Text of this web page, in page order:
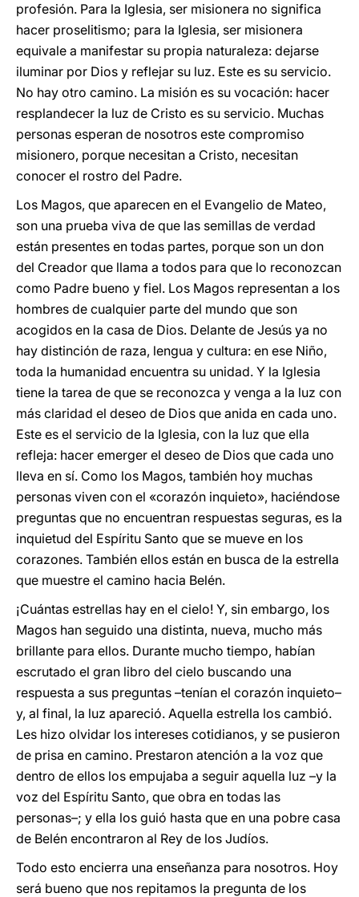
profesión. Para la Iglesia, ser misionera no significa
hacer proselitismo; para la Iglesia, ser misionera
equivale a manifestar su propia naturaleza: dejarse
iluminar por Dios y reflejar su luz. Este es su servicio.
No hay otro camino. La misión es su vocación: hacer
resplandecer la luz de Cristo es su servicio. Muchas
personas esperan de nosotros este compromiso
misionero, porque necesitan a Cristo, necesitan
conocer el rostro del Padre.
Los Magos, que aparecen en el Evangelio de Mateo,
son una prueba viva de que las semillas de verdad
están presentes en todas partes, porque son un don
del Creador que llama a todos para que lo reconozcan
como Padre bueno y fiel. Los Magos representan a los
hombres de cualquier parte del mundo que son
acogidos en la casa de Dios. Delante de Jesús ya no
hay distinción de raza, lengua y cultura: en ese Niño,
toda la humanidad encuentra su unidad. Y la Iglesia
tiene la tarea de que se reconozca y venga a la luz con
más claridad el deseo de Dios que anida en cada uno.
Este es el servicio de la Iglesia, con la luz que ella
refleja: hacer emerger el deseo de Dios que cada uno
lleva en sí. Como los Magos, también hoy muchas
personas viven con el «corazón inquieto», haciéndose
preguntas que no encuentran respuestas seguras, es la
inquietud del Espíritu Santo que se mueve en los
corazones. También ellos están en busca de la estrella
que muestre el camino hacia Belén.
¡Cuántas estrellas hay en el cielo! Y, sin embargo, los
Magos han seguido una distinta, nueva, mucho más
brillante para ellos. Durante mucho tiempo, habían
escrutado el gran libro del cielo buscando una
respuesta a sus preguntas –tenían el corazón inquieto–
y, al final, la luz apareció. Aquella estrella los cambió.
Les hizo olvidar los intereses cotidianos, y se pusieron
de prisa en camino. Prestaron atención a la voz que
dentro de ellos los empujaba a seguir aquella luz –y la
voz del Espíritu Santo, que obra en todas las
personas–; y ella los guió hasta que en una pobre casa
de Belén encontraron al Rey de los Judíos.
Todo esto encierra una enseñanza para nosotros. Hoy
será bueno que nos repitamos la pregunta de los